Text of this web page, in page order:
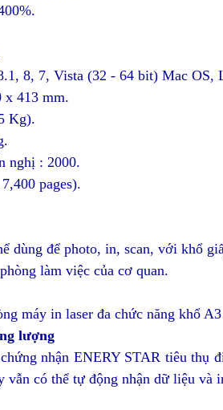
8, 7, Vista (32 - 64 bit) Mac OS,
413 mm.
Kg).
nghị : 2000.
pages).
dùng để photo, in, scan, với khổ
làm việc của cơ quan.
máy in laser đa chức năng khổ
lượng
nhận ENERY STAR tiêu thụ
vẫn có thể tự động nhận dữ liệu và